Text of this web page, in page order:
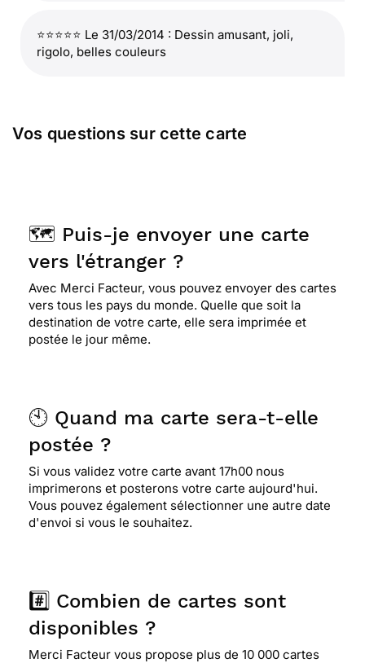
⭐⭐⭐⭐⭐ Le 31/03/2014 : Dessin amusant, joli,
rigolo, belles couleurs
Vos questions sur cette carte
🗺️ Puis-je envoyer une carte
vers l'étranger ?
Avec Merci Facteur, vous pouvez envoyer des cartes
vers tous les pays du monde. Quelle que soit la
destination de votre carte, elle sera imprimée et
postée le jour même.
🕙 Quand ma carte sera-t-elle
postée ?
Si vous validez votre carte avant 17h00 nous
imprimerons et posterons votre carte aujourd'hui.
Vous pouvez également sélectionner une autre date
d'envoi si vous le souhaitez.
#️⃣ Combien de cartes sont
disponibles ?
Merci Facteur vous propose plus de 10 000 cartes